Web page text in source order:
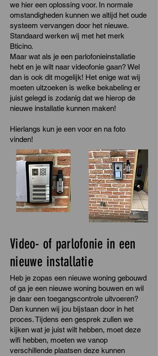
we hier een oplossing voor. In normale
omstandigheden kunnen we altijd het oude
systeem vervangen door het nieuwe.
Standaard werken wij met het merk
Bticino.
Maar wat als je een parlofonieinstallatie
hebt en je wilt naar videofonie gaan? Wel
dan is ook dit mogelijk! Het enige wat wij
moeten uitzoeken is welke bekabeling er
juist gelegd is zodanig dat we hierop de
nieuwe installatie kunnen maken!
Hierlangs kun je een voor en na foto
vinden!
Video- of parlofonie in een
nieuwe installatie
Heb je zopas een nieuwe woning gebouwd
of ga je een nieuwe woning bouwen en wil
je daar een toegangscontrole uitvoeren?
Dan kunnen wij jou bijstaan door in het
proces. Tijdens een gesprek zullen we
kijken wat je juist wilt hebben, moet deze
wifi hebben, moeten we vanop
verschillende plaatsen deze kunnen